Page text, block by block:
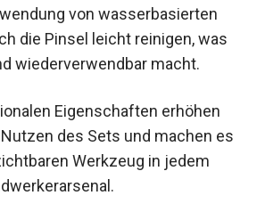
von wasserbasierten
die Pinsel leicht reinigen, was
wiederverwendbar macht.
Eigenschaften erhöhen
des Sets und machen es
Werkzeug in jedem